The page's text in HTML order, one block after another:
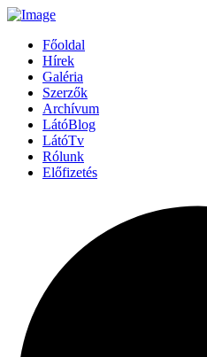
Főoldal
Hírek
Galéria
Szerzők
Archívum
LátóBlog
LátóTv
Rólunk
Előfizetés